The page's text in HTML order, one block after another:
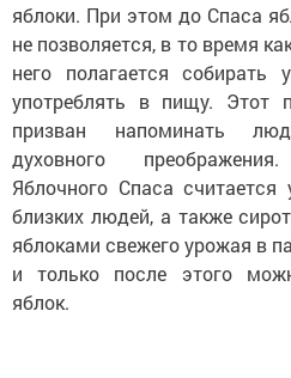
яблоки. При этом до Спаса
не позволяется, в то время
него полагается
употреблять в пищу. Этот
призван напоминать
духовного
Яблочного Спаса
близких людей, а также
яблоками свежего урожая в
и только после этого
яблок.